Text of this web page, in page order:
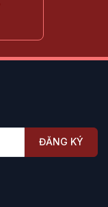
ĐĂNG KÝ